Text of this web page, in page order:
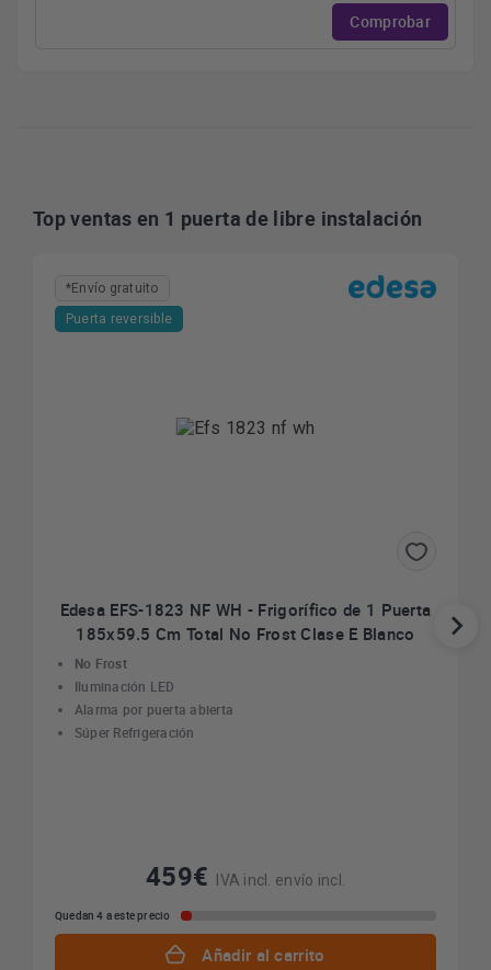
Comprobar
Top ventas en 1 puerta de libre instalación
*Envío gratuito
Puerta reversible
Edesa EFS-1823 NF WH - Frigorífico de 1 Puerta
185x59.5 Cm Total No Frost Clase E Blanco
No Frost
Iluminación LED
Alarma por puerta abierta
Súper Refrigeración
459€ IVA incl. envío incl.
Quedan 4 a este precio
Añadir al carrito